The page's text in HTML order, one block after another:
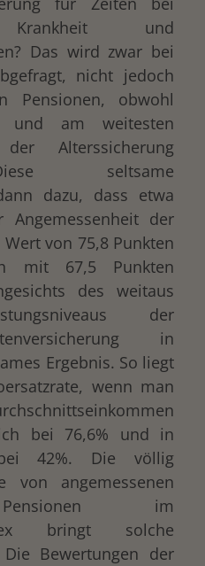
Krankheit und
Das wird zwar bei
nicht jedoch
Pensionen, obwohl
und am weitesten
Alterssicherung
seltsame
dazu, dass etwa
Angemessenheit der
von 75,8 Punkten
mit 67,5 Punkten
des weitaus
der
in
Ergebnis. So liegt
wenn man
bei 76,6% und in
42%. Die völlig
von angemessenen
im
bringt solche
Bewertungen der